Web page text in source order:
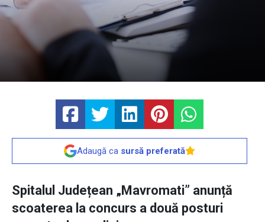
Adaugă ca sursă preferată
Spitalul Județean „Mavromati” anunță
scoaterea la concurs a două posturi